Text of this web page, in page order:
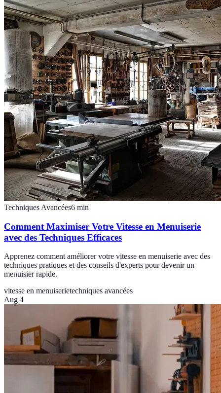
Techniques Avancées6 min
Comment Maximiser Votre Vitesse en Menuiserie
avec des Techniques Efficaces
Apprenez comment améliorer votre vitesse en menuiserie avec des
techniques pratiques et des conseils d'experts pour devenir un
menuisier rapide.
vitesse en menuiserietechniques avancées
Aug 4